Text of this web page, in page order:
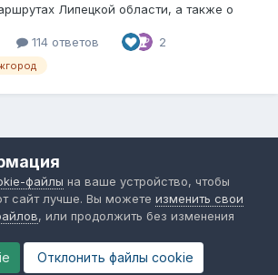
Липецкой области, а также о
114 ответов 2
общественного транспорта
by Invision Community
файлы на ваше устройство, чтобы
сайт лучше. Вы можете изменить свои
, или продолжить без изменения
Отклонить файлы сookie